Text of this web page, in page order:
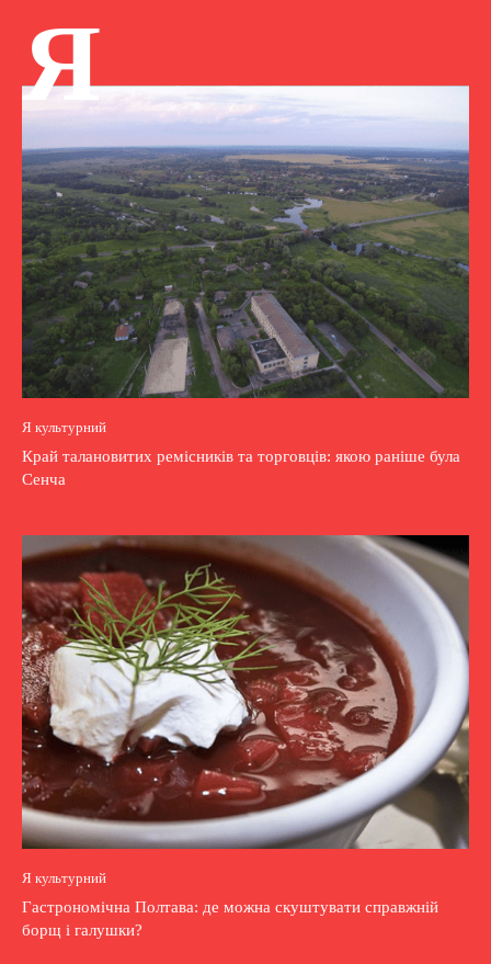
Я
Я культурний
Край талановитих ремісників та торговців: якою раніше була
Сенча
Я культурний
Гастрономічна Полтава: де можна скуштувати справжній
борщ і галушки?